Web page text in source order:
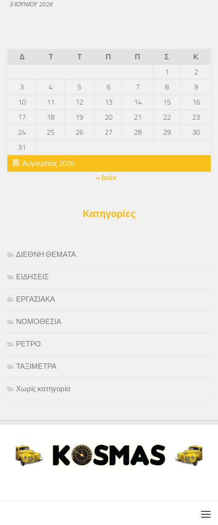
5 ΙΟΥΝΊΟΥ 2026
Αύγουστος 2026
Δ Τ Τ Π Π Σ
Κ
1
2
3
4 5 6 7 8
9
10
11 12 13 14 15
16
17
18 19 20 21 22
23
24
25 26 27 28 29
30
31
« Ιούν
Κατηγορίες
ΔΙΕΘΝΗ ΘΕΜΑΤΑ
ΕΙΔΗΣΕΙΣ
ΕΡΓΑΣΙΑΚΑ
ΝΟΜΟΘΕΣΙΑ
ΡΕΤΡΟ
ΤΑΞΙΜΕΤΡΑ
Χωρίς κατηγορία